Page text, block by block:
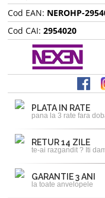
Cod EAN: NEROHP-
Cod CAI: 2954020
PLATA IN RATE
pana la 3 rate fara
RETUR 14 ZILE
te-ai razgandit ? Iti
GARANTIE 3 ANI
la toate anvelopele